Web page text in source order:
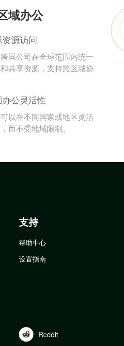
域办公
源访问
国公司在全球范围内统一
共享资源，支持跨区域协
办公灵活性
以在不同国家或地区灵活
而不受地域限制。
支持
帮助中心
设置指南
Reddit